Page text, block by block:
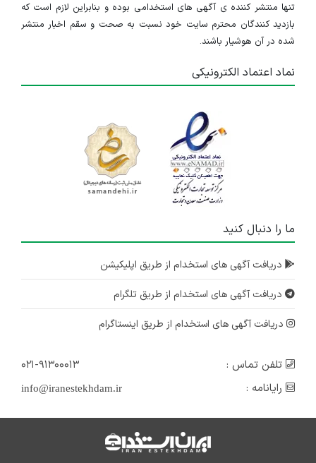
تنها منتشر کننده ی آگهی های استخدامی بوده و بنابراین لازم است که
بازدید کنندگان محترم سایت خود نسبت به صحت و سقم اخبار منتشر
شده در آن هوشیار باشند.
نماد اعتماد الکترونیکی
ما را دنبال کنید
دریافت آگهی های استخدام از طریق اپلیکیشن
دریافت آگهی های استخدام از طریق تلگرام
دریافت آگهی های استخدام از طریق اینستاگرام
تلفن تماس :
۰۲۱-۹۱۳۰۰۰۱۳
رایانامه :
info@iranestekhdam.ir